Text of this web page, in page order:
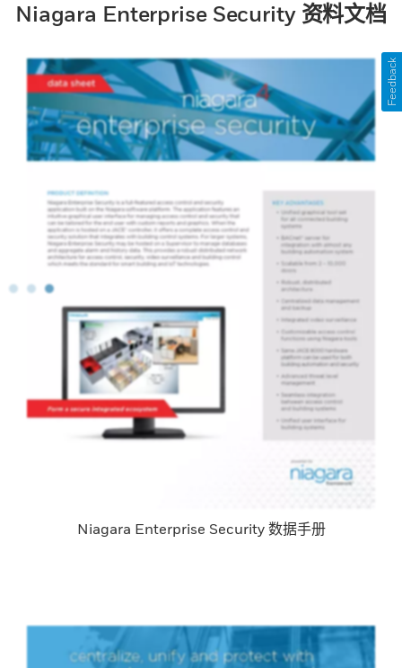
Niagara Enterprise Security 资料文档
Niagara Enterprise Security 数据手册
Feedback